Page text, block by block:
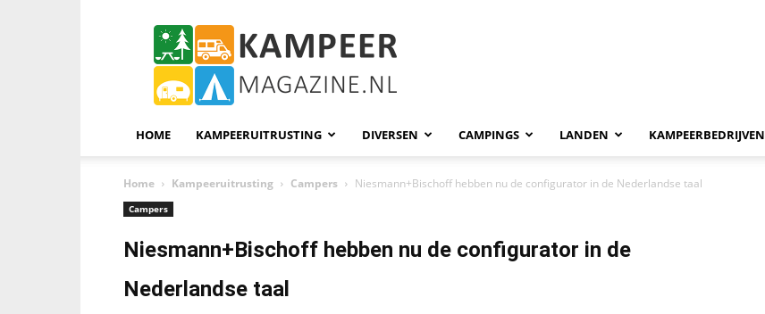
KampeerMagazine
HOME KAMPEERUITRUSTING DIVERSEN CAMPINGS LANDEN KAMPEERBEDRIJVEN
Home Kampeeruitrusting Campers Niesmann+Bischoff hebben nu de configurator in de Nederlandse taal
Campers
Niesmann+Bischoff hebben nu de configurator in de
Nederlandse taal